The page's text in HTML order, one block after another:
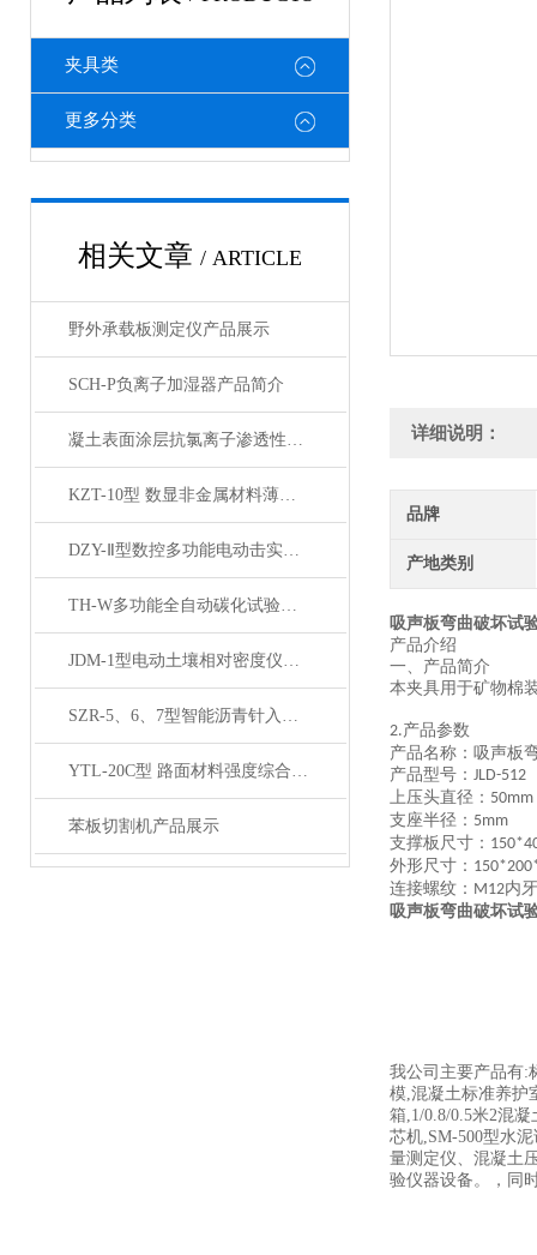
夹具类
更多分类
相关文章 / ARTICLE
野外承载板测定仪产品展示
SCH-P负离子加湿器产品简介
凝土表面涂层抗氯离子渗透性试验装置产品展示
KZT-10型 数显非金属材料薄板抗折试验机产品展示
DZY-Ⅱ型数控多功能电动击实仪产品展示
TH-W多功能全自动碳化试验箱产品展示
JDM-1型电动土壤相对密度仪技术参数
SZR-5、6、7型智能沥青针入度仪产品展示
YTL-20C型 路面材料强度综合试验仪产品展示
苯板切割机产品展示
详细说明：
品牌
产地类别
吸声板弯曲破坏试
产品介绍
一、产品简介
本夹具用于矿物棉
2.产品参数
产品名称：吸声板
产品型号： JLD-512
上压头直径： 50mm
支座半径： 5mm
支撑板尺寸：
外形尺寸：
连接螺纹： M12内牙
吸声板弯曲破坏试
我公司主要产品有:
模,混凝土标准养护
箱,1/0.8/0.5米2混
芯机,SM-500型水
量测定仪、混凝土
验仪器设备。，同